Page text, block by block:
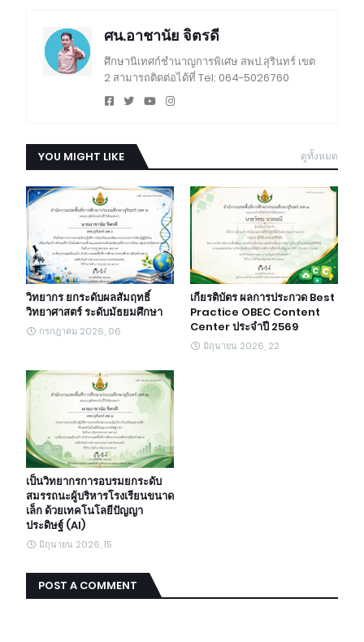
ศน.อาชานัย จิตรดี
ศึกษานิเทศก์ชำนาญการพิเศษ สพป.สุรินทร์ เขต
2 สามารถติดต่อได้ที่ Tel: 064-5026760
YOU MIGHT LIKE ดูทั้งหมด
วิทยากร ยกระดับผลสัมฤทธิ์
วิทยาศาสตร์ ระดับมัธยมศึกษา
กรกฎาคม 2026, 06
เกียรติบัตร ผลการประกวด Best
Practice OBEC Content
Center ประจำปี 2569
มิถุนายน 2026, 22
เป็นวิทยากรการอบรมยกระดับ
สมรรถนะผู้บริหารโรงเรียนขนาด
เล็ก ด้วยเทคโนโลยีปัญญา
ประดิษฐ์ (AI)
มิถุนายน 2026, 15
POST A COMMENT